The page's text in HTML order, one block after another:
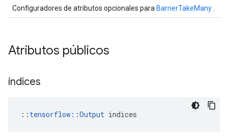
Configuradores de atributos opcionales para BarrierTakeMany
Atributos públicos
índices
:: tensorflow::Output indices